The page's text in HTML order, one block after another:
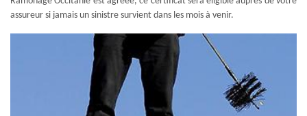
assureur si jamais un sinistre survient dans les mois à venir.